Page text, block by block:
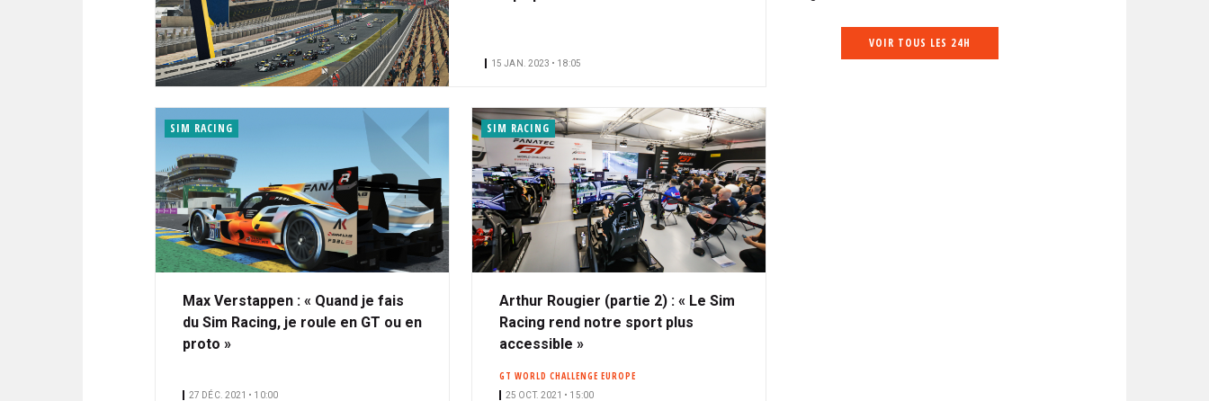
C
I
P
A
L
15 JAN. 2023 • 18:05
SIM RACING
Max Verstappen : « Quand je fais
du Sim Racing, je roule en GT ou en
proto »
27 DÉC. 2021 • 10:00
SIM RACING
Arthur Rougier (partie 2) : « Le Sim
Racing rend notre sport plus
accessible »
GT WORLD CHALLENGE EUROPE
25 OCT. 2021 • 15:00
VOIR TOUS LES 24H